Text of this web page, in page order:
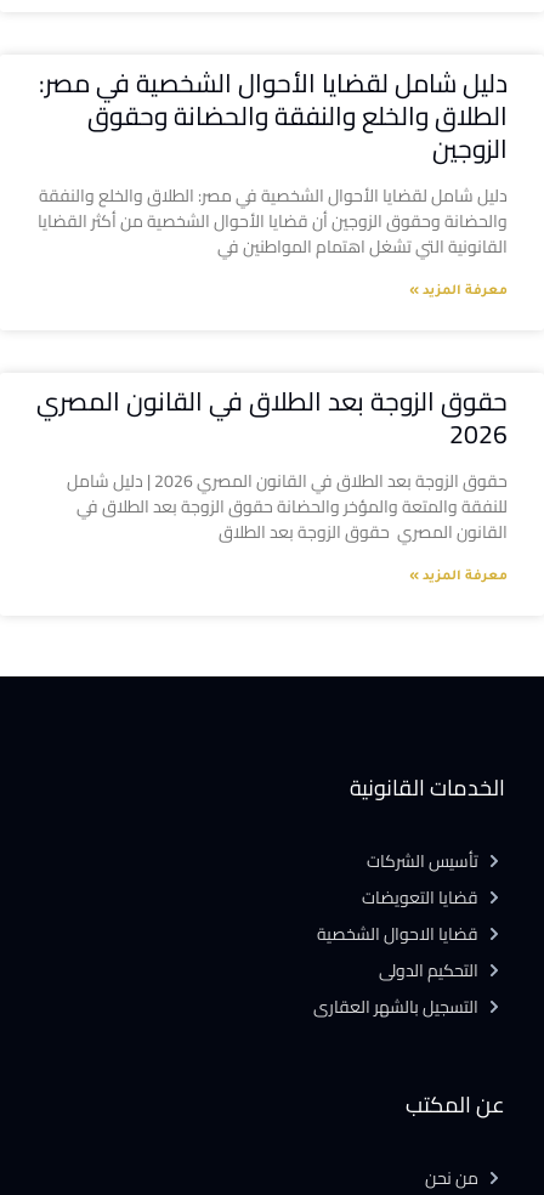
دليل شامل لقضايا الأحوال الشخصية في مصر:
الطلاق والخلع والنفقة والحضانة وحقوق
الزوجين
دليل شامل لقضايا الأحوال الشخصية في مصر: الطلاق والخلع والنفقة
والحضانة وحقوق الزوجين أن قضايا الأحوال الشخصية من أكثر القضايا
القانونية التي تشغل اهتمام المواطنين في
معرفة المزيد »
حقوق الزوجة بعد الطلاق في القانون المصري
2026
حقوق الزوجة بعد الطلاق في القانون المصري 2026 | دليل شامل
للنفقة والمتعة والمؤخر والحضانة حقوق الزوجة بعد الطلاق في
القانون المصري حقوق الزوجة بعد الطلاق
معرفة المزيد »
عن المكتب
من نحن
الخدمات القانونية
تأسيس الشركات
قضايا التعويضات
قضايا الاحوال الشخصية
التحكيم الدولى
التسجيل بالشهر العقارى